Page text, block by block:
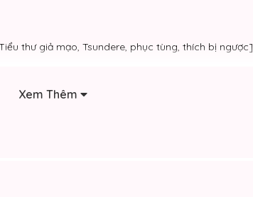
thư giả mạo, Tsundere, phục tùng, thích bị ngược]
Xem Thêm